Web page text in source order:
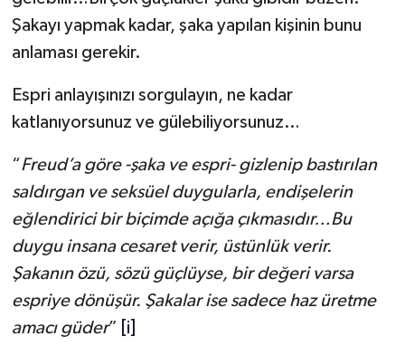
Şakayı yapmak kadar, şaka yapılan kişinin bunu
anlaması gerekir.
Espri anlayışınızı sorgulayın, ne kadar
katlanıyorsunuz ve gülebiliyorsunuz…
“Freud’a göre -şaka ve espri- gizlenip bastırılan
saldırgan ve seksüel duygularla, endişelerin
eğlendirici bir biçimde açığa çıkmasıdır…Bu
duygu insana cesaret verir, üstünlük verir.
Şakanın özü, sözü güçlüyse, bir değeri varsa
espriye dönüşür. Şakalar ise sadece haz üretme
amacı güder” [i]